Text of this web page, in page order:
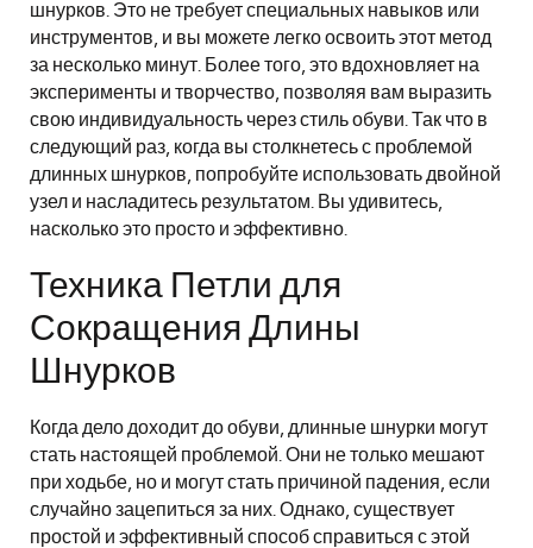
шнурков. Это не требует специальных навыков или
инструментов, и вы можете легко освоить этот метод
за несколько минут. Более того, это вдохновляет на
эксперименты и творчество, позволяя вам выразить
свою индивидуальность через стиль обуви. Так что в
следующий раз, когда вы столкнетесь с проблемой
длинных шнурков, попробуйте использовать двойной
узел и насладитесь результатом. Вы удивитесь,
насколько это просто и эффективно.
Техника Петли для
Сокращения Длины
Шнурков
Когда дело доходит до обуви, длинные шнурки могут
стать настоящей проблемой. Они не только мешают
при ходьбе, но и могут стать причиной падения, если
случайно зацепиться за них. Однако, существует
простой и эффективный способ справиться с этой